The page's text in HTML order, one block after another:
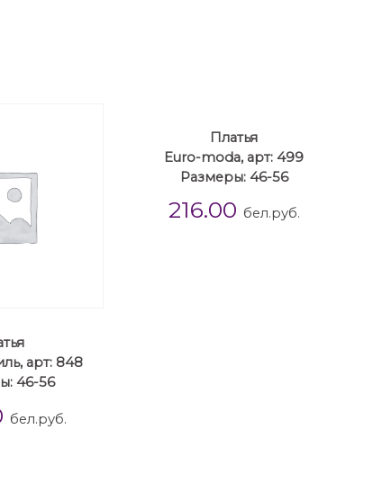
арт: 848
46-56
бел.руб.
Платья
Euro-moda, арт: 499
Размеры: 46-56
216.00 бел.руб.